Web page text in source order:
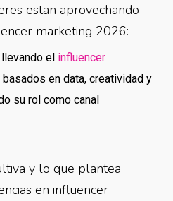
estan aprovechando
marketing 2026:
el influencer
en data, creatividad y
su rol como canal
y lo que plantea
en influencer